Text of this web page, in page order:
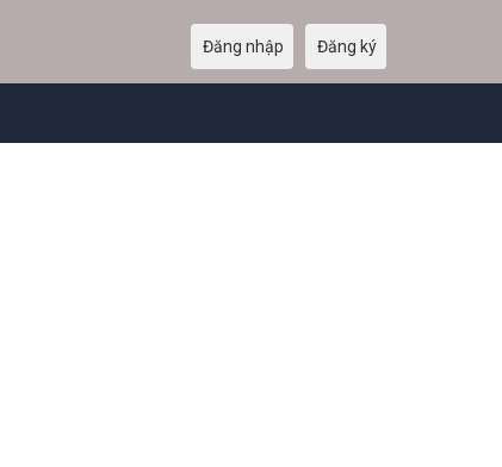
Đăng nhập Đăng ký